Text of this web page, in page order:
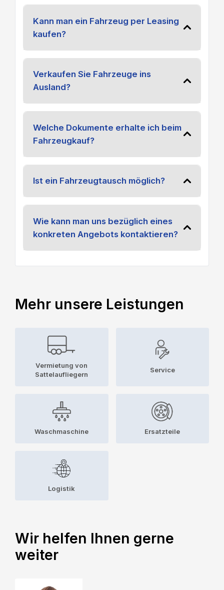
Kann man ein Fahrzeug per Leasing
kaufen?
Verkaufen Sie Fahrzeuge ins
Ausland?
Welche Dokumente erhalte ich beim
Fahrzeugkauf?
Ist ein Fahrzeugtausch möglich?
Wie kann man uns bezüglich eines
konkreten Angebots kontaktieren?
Mehr unsere Leistungen
Vermietung von
Sattelaufliegern
Service
Waschmaschine Ersatzteile
Logistik
Wir helfen Ihnen gerne
weiter